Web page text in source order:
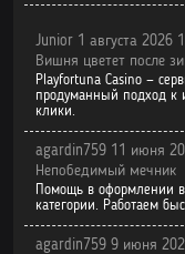
Junior 1 августа 2026
Вишня цветет после
Playfortuna Casino —
продуманный подход к
клики.
agardin759 11 июня
Непобедимый мечник
Помощь в оформлении
категории. Работаем
agardin759 9 июня